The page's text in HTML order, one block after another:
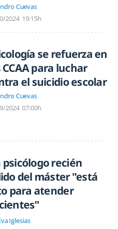
Cuevas
2024 19:15h
se refuerza en
CCAA para luchar
el suicidio escolar
Cuevas
2024 07:00h
psicólogo recién
del máster "está
para atender
Iglesias